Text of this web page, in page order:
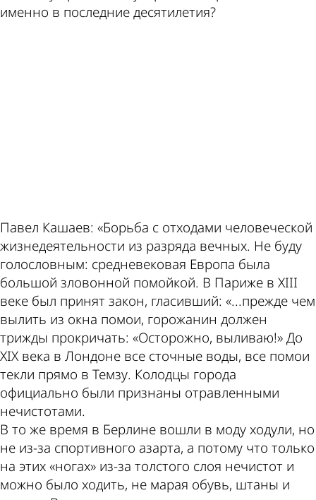
именно в последние десятилетия?
Павел Кашаев: «Борьба с отходами человеческой
жизнедеятельности из разряда вечных. Не буду
голословным: средневековая Европа была
большой зловонной помойкой. В Париже в XIII
веке был принят закон, гласивший: «...прежде чем
вылить из окна помои, горожанин должен
трижды прокричать: «Осторожно, выливаю!» До
XIX века в Лондоне все сточные воды, все помои
текли прямо в Темзу. Колодцы города
официально были признаны отравленными
нечистотами.
В то же время в Берлине вошли в моду ходули, но
не из-за спортивного азарта, а потому что только
на этих «ногах» из-за толстого слоя нечистот и
можно было ходить, не марая обувь, штаны и
этой
в